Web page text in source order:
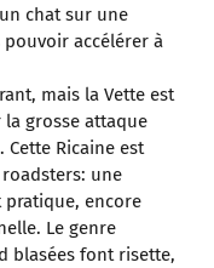
chat sur une
accélérer à
mais la Vette est
grosse attaque
Ricaine est
roadsters: une
pratique, encore
Le genre
blasées font risette,